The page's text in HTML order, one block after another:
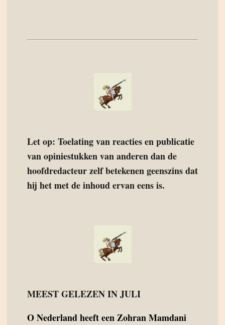
Let op: Toelating van reacties en publicatie
van opiniestukken van anderen dan de
hoofdredacteur zelf betekenen geenszins dat
hij het met de inhoud ervan eens is.
MEEST GELEZEN IN JULI
ONederland heeft een Zohran Mamdani